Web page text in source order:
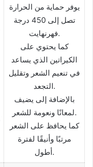
يوفر حماية من الحرارة
تصل إلى 450 درجة
فهرنهايت.
كما يحتوي على
الكيراتين الذي يساعد
في تنعيم الشعر وتقليل
التجعد.
بالإضافة إلى يضيف
لمعانًا ونعومة للشعر.
كما يحافظ على الشعر
مرتبًا وأنيقًا لفترة
أطول.